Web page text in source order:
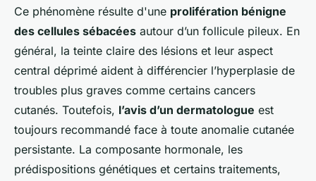
Ce phénomène résulte d'une prolifération bénigne
des cellules sébacées autour d’un follicule pileux. En
général, la teinte claire des lésions et leur aspect
central déprimé aident à différencier l’hyperplasie de
troubles plus graves comme certains cancers
cutanés. Toutefois, l’avis d’un dermatologue est
toujours recommandé face à toute anomalie cutanée
persistante. La composante hormonale, les
prédispositions génétiques et certains traitements,